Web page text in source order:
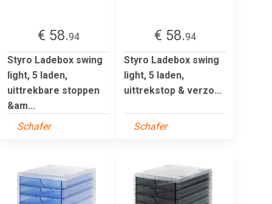
€ 58.94
Styro Ladebox swing
light, 5 laden,
uittrekbare stoppen
&am...
Schafer
€ 58.94
Styro Ladebox swing
light, 5 laden,
uittrekstop & verzo...
Schafer